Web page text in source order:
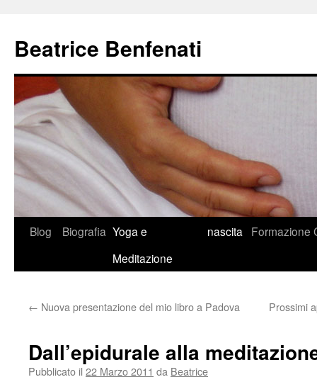
Beatrice Benfenati
VaiBlog Biografia Yoga e
Meditazione
nascita Formazione
← Nuova presentazione del mio libro a Padova Prossimi
Dall’epidurale alla
Pubblicato il 22 Marzo 2011 da Beatrice